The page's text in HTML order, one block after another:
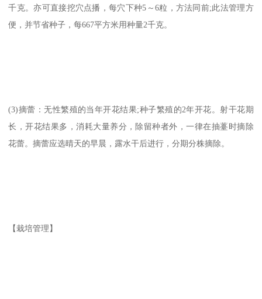
千克。亦可直接挖穴点播，每穴下种5～6粒，方法同前;此法管理方
便，并节省种子，每667平方米用种量2千克。
(3)摘蕾：无性繁殖的当年开花结果;种子繁殖的2年开花。射干花期
长，开花结果多，消耗大量养分，除留种者外，一律在抽薹时摘除
花蕾。摘蕾应选晴天的早晨，露水干后进行，分期分株摘除。
【栽培管理】